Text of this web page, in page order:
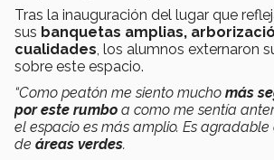
Tras la inauguración del lugar que
sus banquetas amplias,
cualidades , los alumnos externaron
sobre este espacio.
“Como peatón me siento mucho más
por este rumbo a como me sentía
el espacio es más amplio. Es
de áreas verdes.